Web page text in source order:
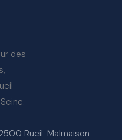
des
Rueil-Malmaison